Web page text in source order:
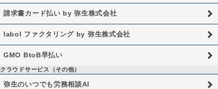
請求書カード払い by 弥生株式会社
labol ファクタリング by 弥生株式会社
GMO BtoB早払い
クラウドサービス（その他）
弥生のいつでも労務相談AI